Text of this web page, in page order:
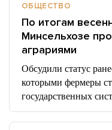
ОБЩЕСТВО
По итогам
Минсельхозе
аграриями
Обсудили статус
которыми фермеры
государственных